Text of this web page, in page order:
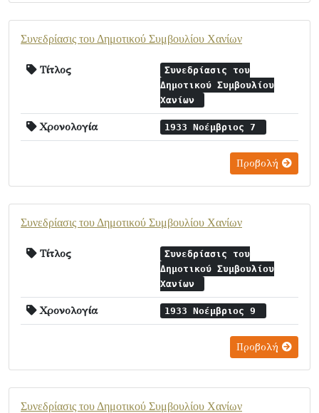
Συνεδρίασις του Δημοτικού Συμβουλίου Χανίων
Τίτλος
Συνεδρίασις του
Δημοτικού Συμβουλίου
Χανίων
Χρονολογία 1933 Νοέμβριος 7
Προβολή
Συνεδρίασις του Δημοτικού Συμβουλίου Χανίων
Τίτλος
Συνεδρίασις του
Δημοτικού Συμβουλίου
Χανίων
Χρονολογία 1933 Νοέμβριος 9
Προβολή
Συνεδρίασις του Δημοτικού Συμβουλίου Χανίων